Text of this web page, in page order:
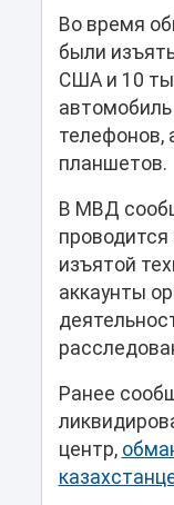
Во время
были
США и 10
автомобиль
телефонов,
планшетов.
В МВД
изъятой
аккаунты
Ранее
центр,